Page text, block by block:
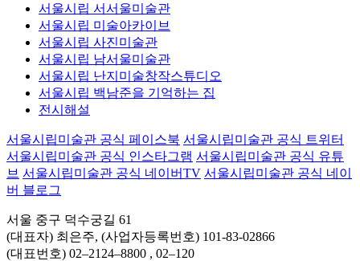
서울시립 서서울미술관
서울시립 미술아카이브
서울시립 사진미술관
서울시립 남서울미술관
서울시립 난지미술창작스튜디오
서울시립 백남준을 기억하는 집
전시해설
서울시립미술관 공식 페이스북 서울시립미술관 공식 트위터
서울시립미술관 공식 인스타그램 서울시립미술관 공식 유튜
브 서울시립미술관 공식 네이버TV 서울시립미술관 공식 네이
버 블로그
서울 중구 덕수궁길 61
(대표자) 최은주, (사업자등록번호) 101-83-02866
(대표번호) 02–2124–8800 , 02–120